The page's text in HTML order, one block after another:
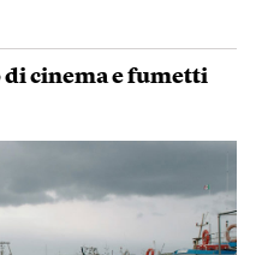
di cinema e fumetti